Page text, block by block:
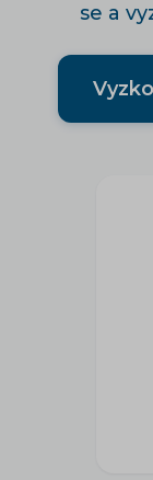
se a